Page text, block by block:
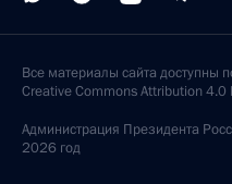
Все материалы сайта доступны
Creative Commons Attribution 4.0
Администрация Президента
2026 год